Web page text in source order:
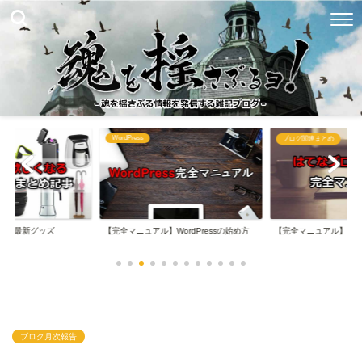
る最新グッズ
WordPress
【完全マニュアル】WordPressの始め方
ブログ関連まとめ
【完全マニュアル】は
ブログ月次報告